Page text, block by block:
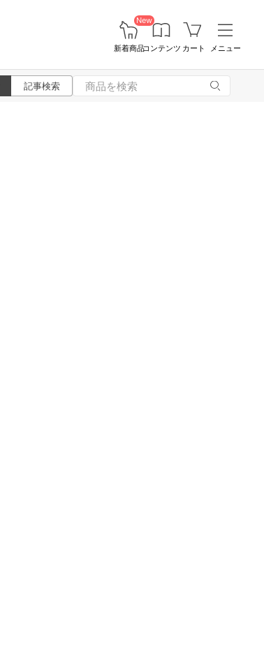
New
新着商品コンテンツ カート メニュー
記事検索